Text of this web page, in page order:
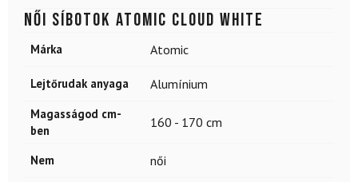
Női síbotok ATOMIC Cloud White
Márka Atomic
Lejtőrudak anyaga Alumínium
Magasságod cm-
ben
160 - 170 cm
Nem női